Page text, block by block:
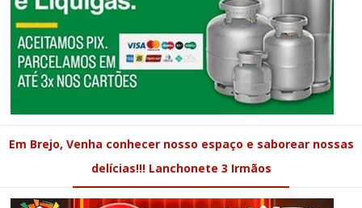
Em Brejo, Venha conhecer nosso espaço e saborear nossas
delícias!!! Lanchonete 3 Irmãos